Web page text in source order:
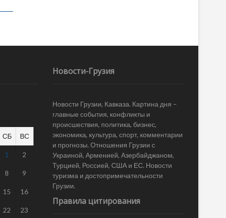
СБ ВС
1 2
8 9
15 16
22 23
Новости-Грузия
Новости Грузии, Кавказа. Картина дня –
главные события, конфликты и
происшествия, политика, бизнес,
экономика, культура, спорт, комментарии
и прогнозы. Отношения Грузии с
Украиной, Арменией, Азербайджаном,
Турцией, Россией, США и ЕС. Новости
туризма и достопримечательности
Грузии.
Правила цитирования